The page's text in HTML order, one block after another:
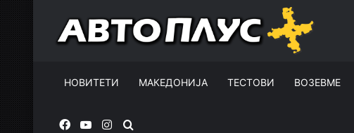
НОВИТЕТИ МАКЕДОНИЈА ТЕСТОВИ ВОЗЕВМЕ
FacebookYouTubeInstagram